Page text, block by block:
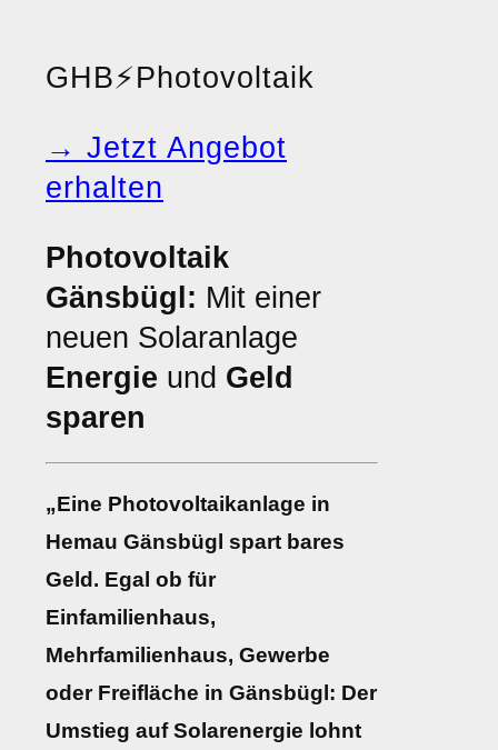
GHB⚡Photovoltaik
→ Jetzt Angebot
erhalten
Photovoltaik
Gänsbügl: Mit einer
neuen Solaranlage
Energie und Geld
sparen
„Eine Photovoltaikanlage in
Hemau Gänsbügl spart bares
Geld. Egal ob für
Einfamilienhaus,
Mehrfamilienhaus, Gewerbe
oder Freifläche in Gänsbügl: Der
Umstieg auf Solarenergie lohnt